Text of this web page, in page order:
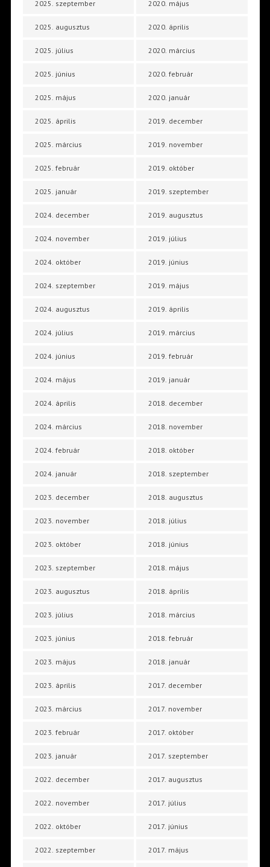
2025. szeptember
2025. augusztus
2025. július
2025. június
2025. május
2025. április
2025. március
2025. február
2025. január
2024. december
2024. november
2024. október
2024. szeptember
2024. augusztus
2024. július
2024. június
2024. május
2024. április
2024. március
2024. február
2024. január
2023. december
2023. november
2023. október
2023. szeptember
2023. augusztus
2023. július
2023. június
2023. május
2023. április
2023. március
2023. február
2023. január
2022. december
2022. november
2022. október
2022. szeptember
2020. május
2020. április
2020. március
2020. február
2020. január
2019. december
2019. november
2019. október
2019. szeptember
2019. augusztus
2019. július
2019. június
2019. május
2019. április
2019. március
2019. február
2019. január
2018. december
2018. november
2018. október
2018. szeptember
2018. augusztus
2018. július
2018. június
2018. május
2018. április
2018. március
2018. február
2018. január
2017. december
2017. november
2017. október
2017. szeptember
2017. augusztus
2017. július
2017. június
2017. május